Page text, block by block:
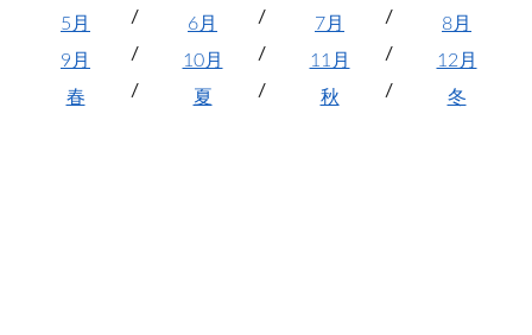
5月
6月 7月
8月
9月
10月 11月
12月
春
夏 秋 冬